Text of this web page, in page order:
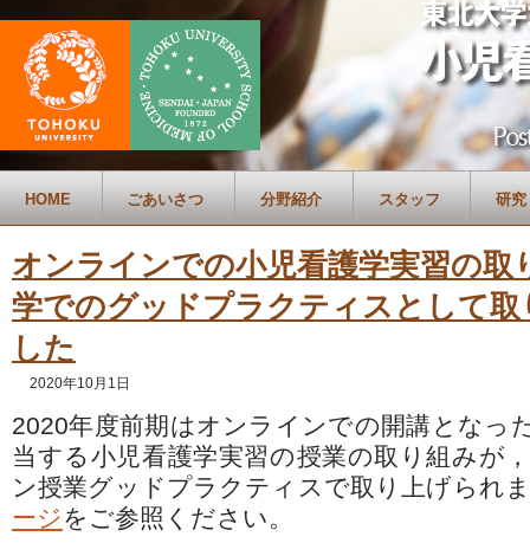
HOME ごあいさつ 分野紹介 スタッフ 研究
オンラインでの小児看護学実習の取
学でのグッドプラクティスとして
した
2020年10月1日
2020年度前期はオンラインでの開講となっ
当する小児看護学実習の授業の取り組みが
ン授業グッドプラクティスで取り上げられ
ージをご参照ください。